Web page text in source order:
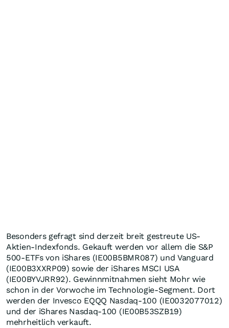
Besonders gefragt sind derzeit breit gestreute US-
Aktien-Indexfonds. Gekauft werden vor allem die S&P
500-ETFs von iShares (IE00B5BMR087) und Vanguard
(IE00B3XXRP09) sowie der iShares MSCI USA
(IE00BYVJRR92). Gewinnmitnahmen sieht Mohr wie
schon in der Vorwoche im Technologie-Segment. Dort
werden der Invesco EQQQ Nasdaq-100 (IE0032077012)
und der iShares Nasdaq-100 (IE00B53SZB19)
mehrheitlich verkauft.